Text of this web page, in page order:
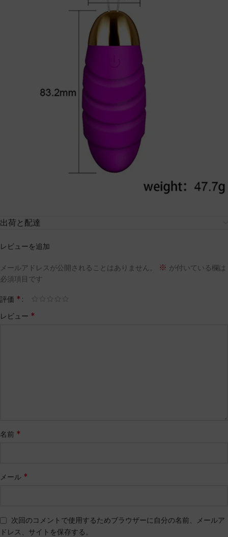
出荷と配達
レビューを追加
メールアドレスが公開されることはありません。 ※ が付いている欄は
必須項目です
評価 *
レビュー *
名前 *
メール *
次回のコメントで使用するためブラウザーに自分の名前、メールア
ドレス、サイトを保存する。